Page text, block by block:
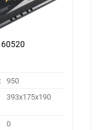
60520
950
393x175x190
0